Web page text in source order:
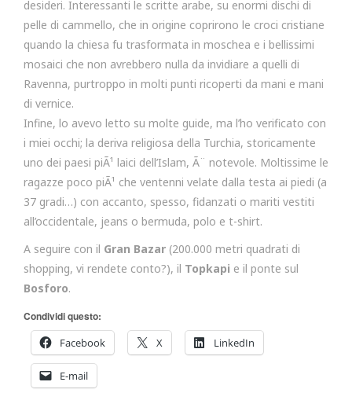
desideri. Interessanti le scritte arabe, su enormi dischi di
pelle di cammello, che in origine coprirono le croci cristiane
quando la chiesa fu trasformata in moschea e i bellissimi
mosaici che non avrebbero nulla da invidiare a quelli di
Ravenna, purtroppo in molti punti ricoperti da mani e mani
di vernice.
Infine, lo avevo letto su molte guide, ma l’ho verificato con
i miei occhi; la deriva religiosa della Turchia, storicamente
uno dei paesi piÃ¹ laici dell’Islam, Ã¨ notevole. Moltissime le
ragazze poco piÃ¹ che ventenni velate dalla testa ai piedi (a
37 gradi…) con accanto, spesso, fidanzati o mariti vestiti
all’occidentale, jeans o bermuda, polo e t-shirt.
A seguire con il Gran Bazar (200.000 metri quadrati di
shopping, vi rendete conto?), il Topkapi e il ponte sul
Bosforo.
Condividi questo:
Facebook
X LinkedIn
E-mail